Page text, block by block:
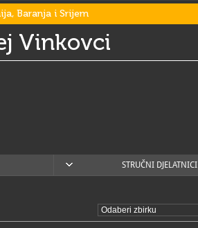
Baranja i Srijem
Vinkovci
STRUČNI DJELATNICI